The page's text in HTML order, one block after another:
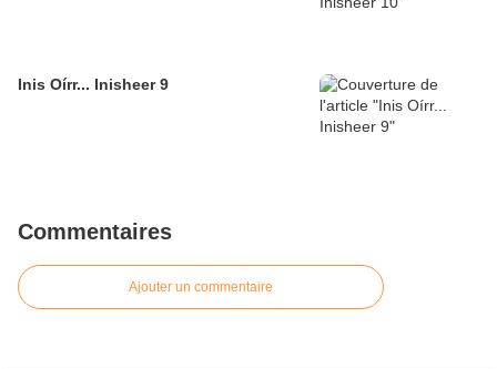
Inis Oírr... Inisheer 9
Commentaires
Ajouter un commentaire